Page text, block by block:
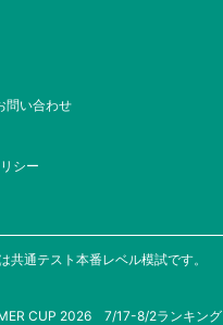
問い合わせ
シー
共通テスト本番レベル模試です。
CUP 2026 7/17-8/2ランキング